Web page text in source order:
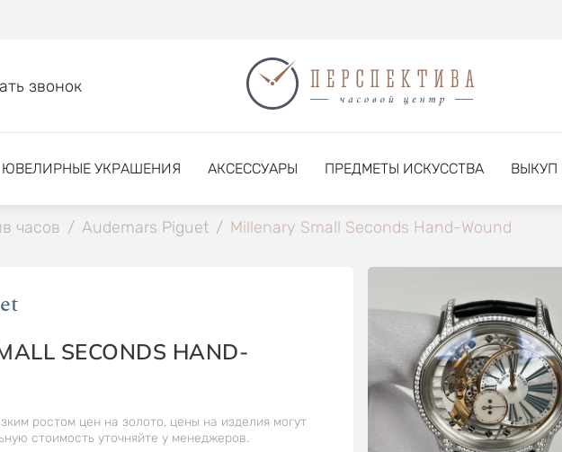
звонок
ЮВЕЛИРНЫЕ УКРАШЕНИЯ АКСЕССУАРЫ ПРЕДМЕТЫ ИСКУССТВА ВЫКУП
часов / Audemars Piguet / Millenary Small Seconds Hand-Wound
SECONDS HAND-
ростом цен на золото, цены на изделия могут
стоимость уточняйте у менеджеров.